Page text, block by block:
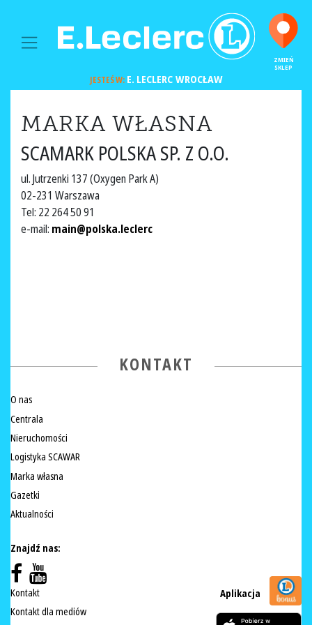
MAIN NAVIGATION
ZMIEŃ
SKLEP
JESTEŚ W:E. LECLERC WROCŁAW
MARKA WŁASNA
SCAMARK POLSKA SP. Z O.O.
ul. Jutrzenki 137 (Oxygen Park A)
02-231 Warszawa
Tel: 22 264 50 91
e-mail: main@polska.leclerc
KONTAKT
O nas
Centrala
Nieruchomości
Logistyka SCAWAR
Marka własna
Gazetki
Aktualności
Znajdź nas:
Kontakt
Kontakt dla mediów
Aplikacja